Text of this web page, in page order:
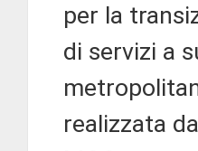
per la
di servizi a
realizzata